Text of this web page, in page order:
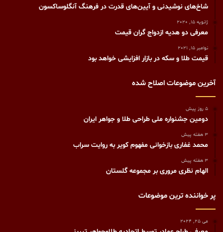
شاخ‌های نوشیدنی و آیین‌های قدرت در فرهنگ آنگلوساکسون
ژانویه 15, 2020
معرفی دو هدیه ازدواج گران قیمت
نوامبر 15, 2021
قیمت طلا و سکه در بازار افزایشی خواهد بود
آخرین موضوعات اصلاح شده
5 روز پیش
دومین جشنواره ملی طراحی طلا و جواهر ایران
3 هفته پیش
محمد غفاری بازخوانی مفهوم کویر به روایت سراب
3 هفته پیش
الهام نظری مروری بر مجموعه گلستان
پر خواننده ترین موضوعات
می 25, 2024